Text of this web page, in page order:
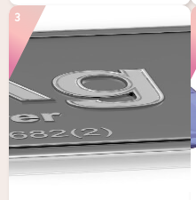
ンダー女性当事者から見ても
当事者の幅の広さを感じて、
記事にしようと思い立ちまし
括的な意味をもつ表現 トラン
スジェンダーとは、何らかの
形で性別移行をする者すべて
を包摂する用語であり、その
中での多様性は多岐にわたり
3